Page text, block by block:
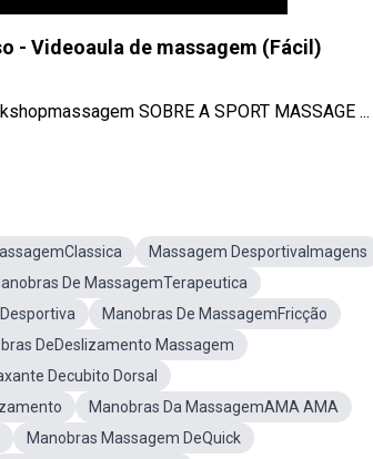
- Videoaula de massagem (Fácil)
SOBRE A SPORT MASSAGE ...
Massagem DesportivaImagens
De MassagemTerapeutica
Manobras De MassagemFricção
DeDeslizamento Massagem
Decubito Dorsal
Manobras Da MassagemAMA AMA
Manobras Massagem DeQuick